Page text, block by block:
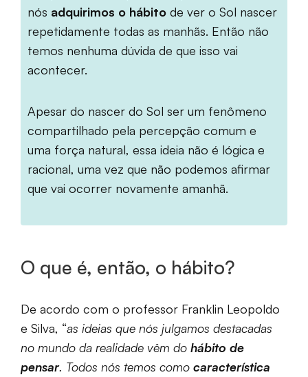
nós adquirimos o hábito de ver o Sol nascer
repetidamente todas as manhãs. Então não
temos nenhuma dúvida de que isso vai
acontecer.
Apesar do nascer do Sol ser um fenômeno
compartilhado pela percepção comum e
uma força natural, essa ideia não é lógica e
racional, uma vez que não podemos afirmar
que vai ocorrer novamente amanhã.
O que é, então, o hábito?
De acordo com o professor Franklin Leopoldo
e Silva, “as ideias que nós julgamos destacadas
no mundo da realidade vêm do hábito de
pensar. Todos nós temos como característica